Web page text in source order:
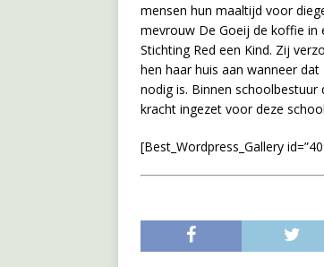
mensen hun maaltijd voor
mevrouw De Goeij de koffie in
Stichting Red een Kind. Zij
hen haar huis aan wanneer dat
nodig is. Binnen
kracht ingezet voor deze
[Best_Wordpress_Gallery